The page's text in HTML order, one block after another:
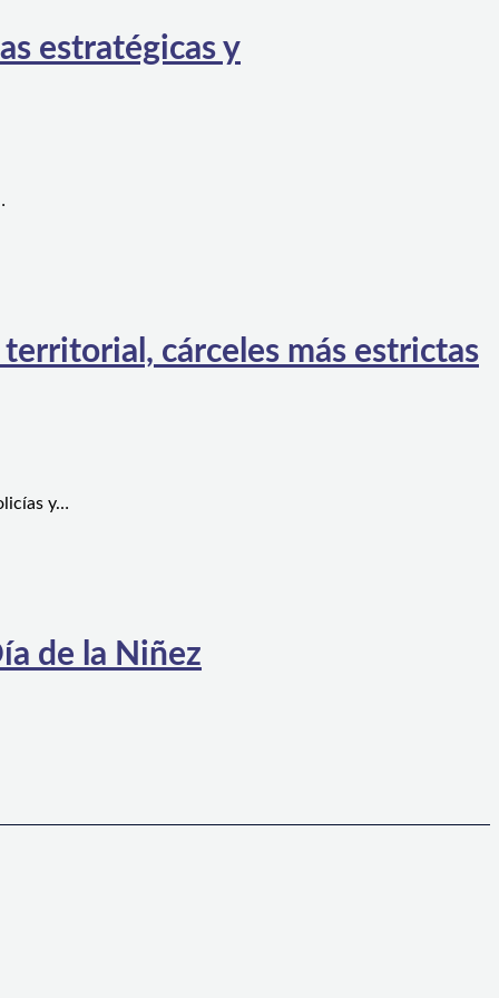
estratégicas y
cárceles más estrictas
y…
de la Niñez